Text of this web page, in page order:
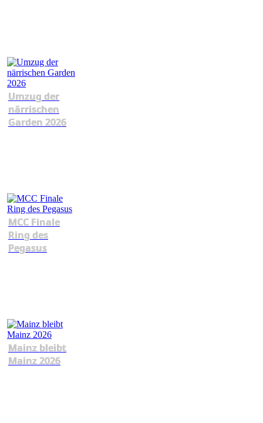
Umzug der
närrischen
Garden 2026
MCC Finale
Ring des
Pegasus
Mainz bleibt
Mainz 2026